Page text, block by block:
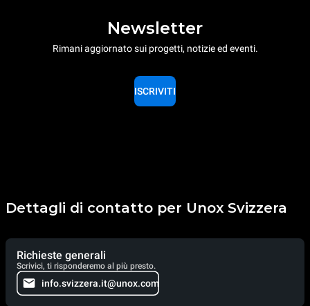
Newsletter
Rimani aggiornato sui progetti, notizie ed eventi.
ISCRIVITI
Dettagli di contatto per Unox Svizzera
Richieste generali
Scrivici, ti risponderemo al più presto.
info.svizzera.it@unox.com